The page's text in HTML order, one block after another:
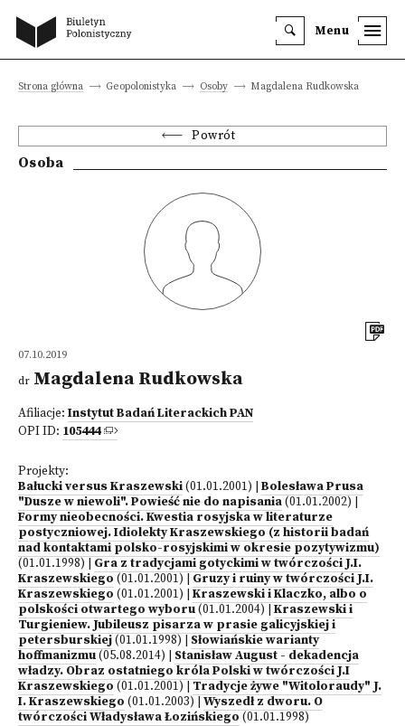
Menu
Strona główna Geopolonistyka Osoby Magdalena Rudkowska
Powrót
Osoba
07.10.2019
dr Magdalena Rudkowska
Afiliacje: Instytut Badań Literackich PAN
OPI ID: 105444
Projekty:
Bałucki versus Kraszewski(01.01.2001)
Bolesława Prusa
"Dusze w niewoli". Powieść nie do napisania(01.01.2002)
Formy nieobecności. Kwestia rosyjska w literaturze
postyczniowej. Idiolekty Kraszewskiego (z historii badań
nad kontaktami polsko-rosyjskimi w okresie pozytywizmu)
(01.01.1998)
Gra z tradycjami gotyckimi w twórczości J.I.
Kraszewskiego (01.01.2001)
Gruzy i ruiny w twórczości J.I.
Kraszewskiego (01.01.2001)
Kraszewski i Klaczko, albo o
polskości otwartego wyboru(01.01.2004)
Kraszewski i
Turgieniew. Jubileusz pisarza w prasie galicyjskiej i
petersburskiej(01.01.1998)
Słowiańskie warianty
hoffmanizmu(05.08.2014)
Stanisław August - dekadencja
władzy. Obraz ostatniego króla Polski w twórczości J.I
Kraszewskiego (01.01.2001)
Tradycje żywe "Witoloraudy" J.
I. Kraszewskiego (01.01.2003)
Wyszedł z dworu. O
twórczości Władysława Łozińskiego (01.01.1998)